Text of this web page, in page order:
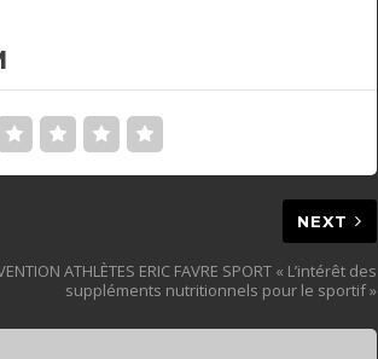
NEXT
ATHLÈTES ERIC FAVRE SPORT « L’intérêt des
suppléments nutritionnels pour le sportif »